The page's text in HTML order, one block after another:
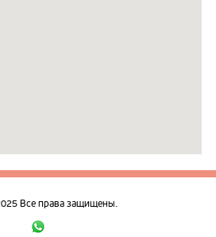
Все права защищены.